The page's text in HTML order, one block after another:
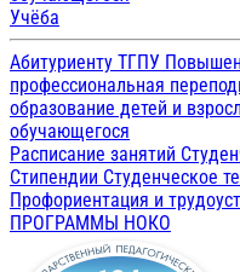
Учёба
Абитуриенту ТГПУ
профессиональная
образование детей и
обучающегося
Расписание занятий
Стипендии Студенческое
Профориентация и
ПРОГРАММЫ НОКО